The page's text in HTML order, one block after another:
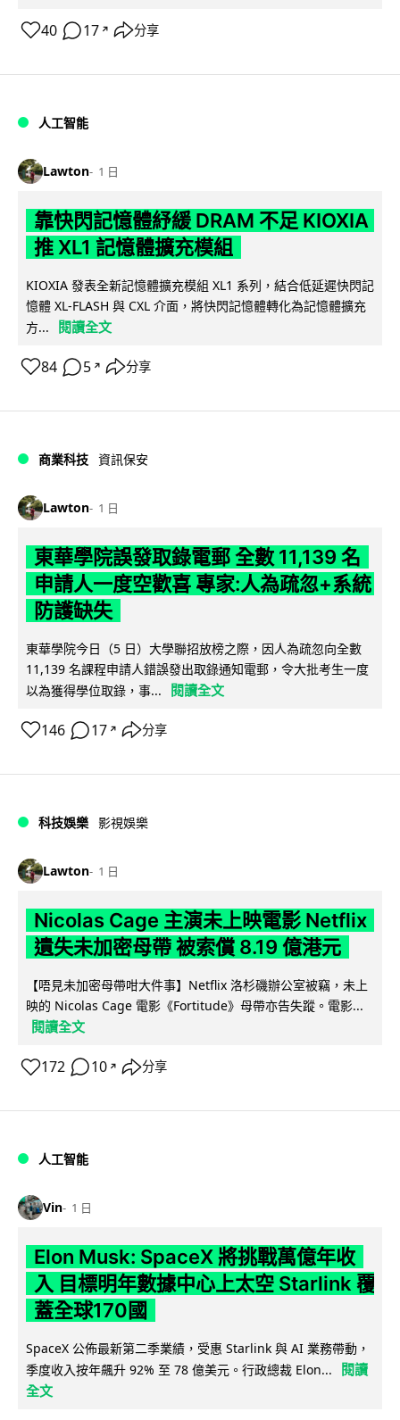
40 17 ↗ 分享
人工智能
Lawton 1 日
靠快閃記憶體紓緩 DRAM 不足 KIOXIA
推 XL1 記憶體擴充模組
KIOXIA 發表全新記憶體擴充模組 XL1 系列，結合低延遲快閃記
憶體 XL-FLASH 與 CXL 介面，將快閃記憶體轉化為記憶體擴充
方...
閱讀全文
84 5 ↗ 分享
商業科技 資訊保安
Lawton 1 日
東華學院誤發取錄電郵 全數 11,139 名
申請人一度空歡喜 專家:人為疏忽+系統
防護缺失
東華學院今日（5 日）大學聯招放榜之際，因人為疏忽向全數
11,139 名課程申請人錯誤發出取錄通知電郵，令大批考生一度
以為獲得學位取錄，事...
閱讀全文
146 17 ↗ 分享
科技娛樂 影視娛樂
Lawton 1 日
Nicolas Cage 主演未上映電影 Netflix
遺失未加密母帶 被索償 8.19 億港元
【唔見未加密母帶咁大件事】Netflix 洛杉磯辦公室被竊，未上
映的 Nicolas Cage 電影《Fortitude》母帶亦告失蹤。電影...
閱讀全文
172 10 ↗ 分享
人工智能
Vin 1 日
Elon Musk: SpaceX 將挑戰萬億年收
入 目標明年數據中心上太空 Starlink 覆
蓋全球170國
SpaceX 公佈最新第二季業績，受惠 Starlink 與 AI 業務帶動，
季度收入按年飆升 92% 至 78 億美元。行政總裁 Elon...
閱讀
全文